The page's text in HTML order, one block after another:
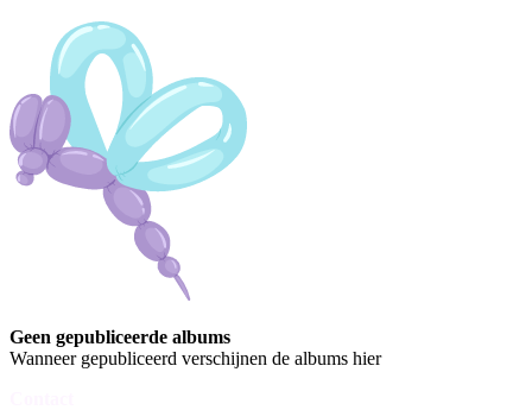
Geen gepubliceerde albums
Wanneer gepubliceerd verschijnen de albums hier